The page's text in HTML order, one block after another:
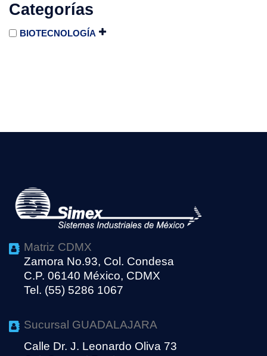
Categorías
BIOTECNOLOGÍA
Matriz CDMX
Zamora No.93, Col. Condesa
C.P. 06140 México, CDMX
Tel. (55) 5286 1067
Sucursal GUADALAJARA
Calle Dr. J. Leonardo Oliva 73